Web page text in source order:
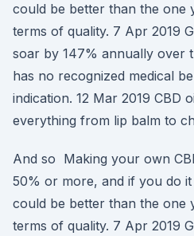
could be better than the one
terms of quality. 7 Apr 2019
soar by 147% annually over
has no recognized medical
indication. 12 Mar 2019 CBD
everything from lip balm to
And so Making your own
50% or more, and if you do
could be better than the one
terms of quality. 7 Apr 2019